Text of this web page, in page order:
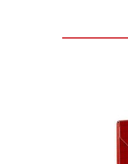
Etykieta do